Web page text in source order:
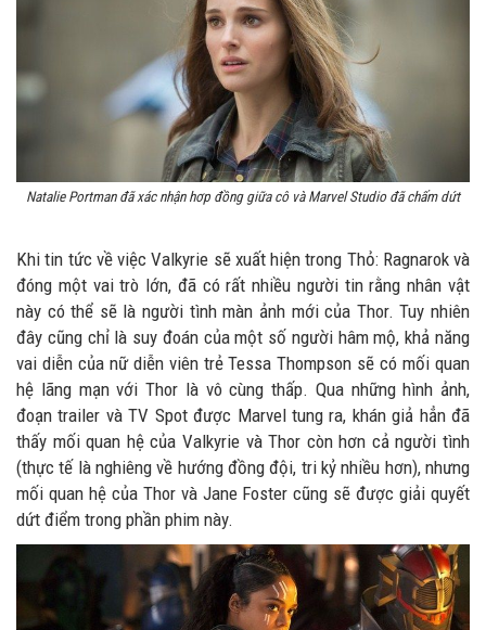
Natalie Portman đã xác nhận hơp đồng giữa cô và Marvel Studio đã chấm dứt
Khi tin tức về việc Valkyrie sẽ xuất hiện trong Thỏ: Ragnarok và
đóng một vai trò lớn, đã có rất nhiều người tin rằng nhân vật
này có thể sẽ là người tình màn ảnh mới của Thor. Tuy nhiên
đây cũng chỉ là suy đoán của một số người hâm mộ, khả năng
vai diễn của nữ diễn viên trẻ Tessa Thompson sẽ có mối quan
hệ lãng mạn với Thor là vô cùng thấp. Qua những hình ảnh,
đoạn trailer và TV Spot được Marvel tung ra, khán giả hẳn đã
thấy mối quan hệ của Valkyrie và Thor còn hơn cả người tình
(thực tế là nghiêng về hướng đồng đội, tri kỷ nhiều hơn), nhưng
mối quan hệ của Thor và Jane Foster cũng sẽ được giải quyết
dứt điểm trong phần phim này.